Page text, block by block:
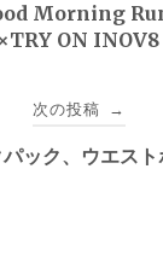
Morning
ON INOV8
次の投稿 →
ック、ウエスト